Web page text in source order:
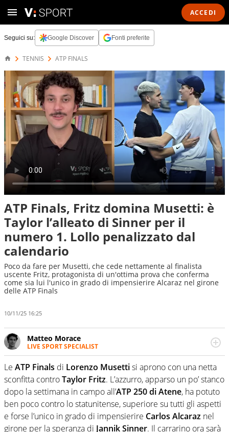
ACCEDI
Seguici su: Google Discover Fonti preferite
TENNIS ATP FINALS
ATP Finals, Fritz domina Musetti: è
Taylor l’alleato di Sinner per il
numero 1. Lollo penalizzato dal
calendario
Poco da fare per Musetti, che cede nettamente al finalista
uscente Fritz, protagonista di un'ottima prova che conferma
come sia lui l'unico in grado di impensierire Alcaraz nel girone
delle ATP Finals
10/11/25 16:25
Matteo Morace
LIVE SPORT SPECIALIST
La multimedialità quale approccio personale e
professionale. Ama raccontare lo sport focalizzando ogni
attenzione sul tempo reale: la verità della dirette non
sono opinioni ma fatti
Le ATP Finals di Lorenzo Musettisi aprono con una netta
sconfitta controTaylor Fritz. L’azzurro, apparso un po’ stanco
dopo la settimana in campo all’ATP 250 di Atene, ha potuto
ben poco contro lo statunitense, superiore su tutti gli aspetti
e forse l’unico in grado di impensierire Carlos Alcaraz nel
girone per la speranza di Jannik Sinner. Il carrarino ora sarà